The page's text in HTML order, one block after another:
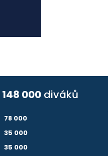
148 000 diváků
78 000
35 000
35 000